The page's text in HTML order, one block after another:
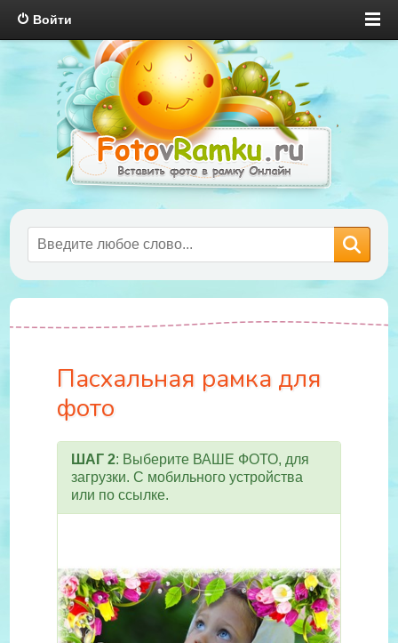
Войти
Пасхальная рамка для
фото
ШАГ 2: Выберите ВАШЕ ФОТО, для
загрузки. С мобильного устройства
или по ссылке.